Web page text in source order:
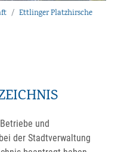
Ettlinger Platzhirsche
und
der Stadtverwaltung